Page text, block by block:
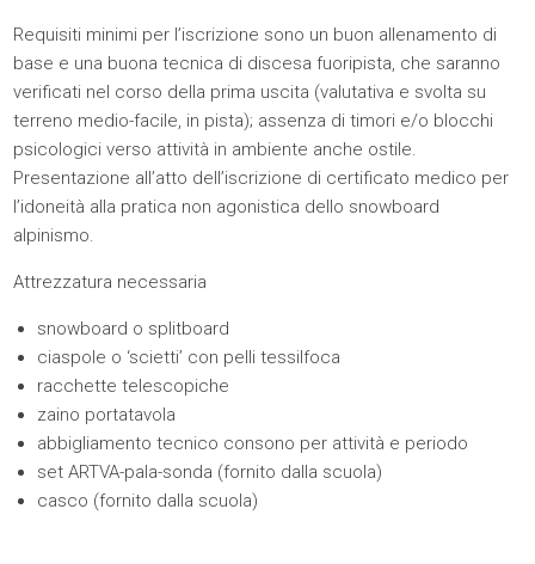
Requisiti minimi per l’iscrizione sono un buon allenamento di
base e una buona tecnica di discesa fuoripista, che saranno
verificati nel corso della prima uscita (valutativa e svolta su
terreno medio-facile, in pista); assenza di timori e/o blocchi
psicologici verso attività in ambiente anche ostile.
Presentazione all’atto dell’iscrizione di certificato medico per
l’idoneità alla pratica non agonistica dello snowboard
alpinismo.
Attrezzatura necessaria
snowboard o splitboard
ciaspole o ‘scietti’ con pelli tessilfoca
racchette telescopiche
zaino portatavola
abbigliamento tecnico consono per attività e periodo
set ARTVA-pala-sonda (fornito dalla scuola)
casco (fornito dalla scuola)